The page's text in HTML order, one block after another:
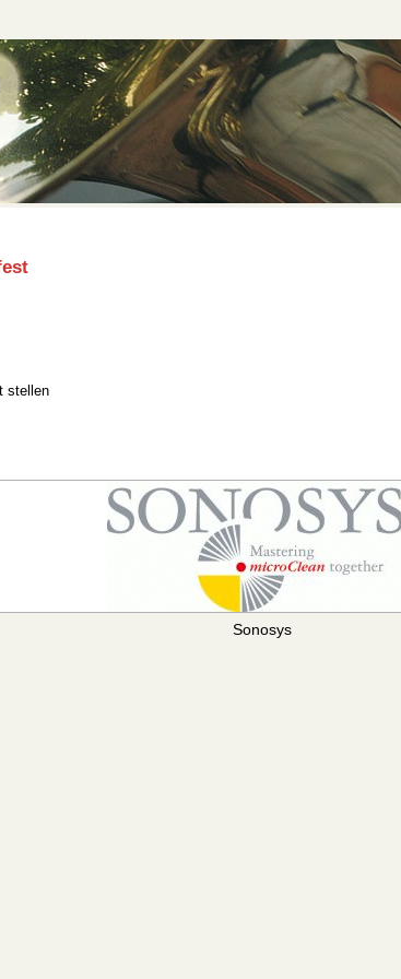
stellen
Sonosys